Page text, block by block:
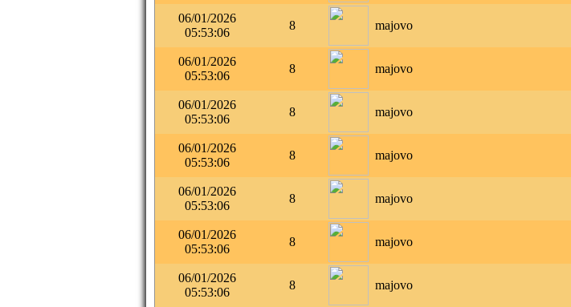
06/01/2026
05:53:06
8 majovo
06/01/2026
05:53:06
8 majovo
06/01/2026
05:53:06
8 majovo
06/01/2026
05:53:06
8 majovo
06/01/2026
05:53:06
8 majovo
06/01/2026
05:53:06
8 majovo
06/01/2026
05:53:06
8 majovo